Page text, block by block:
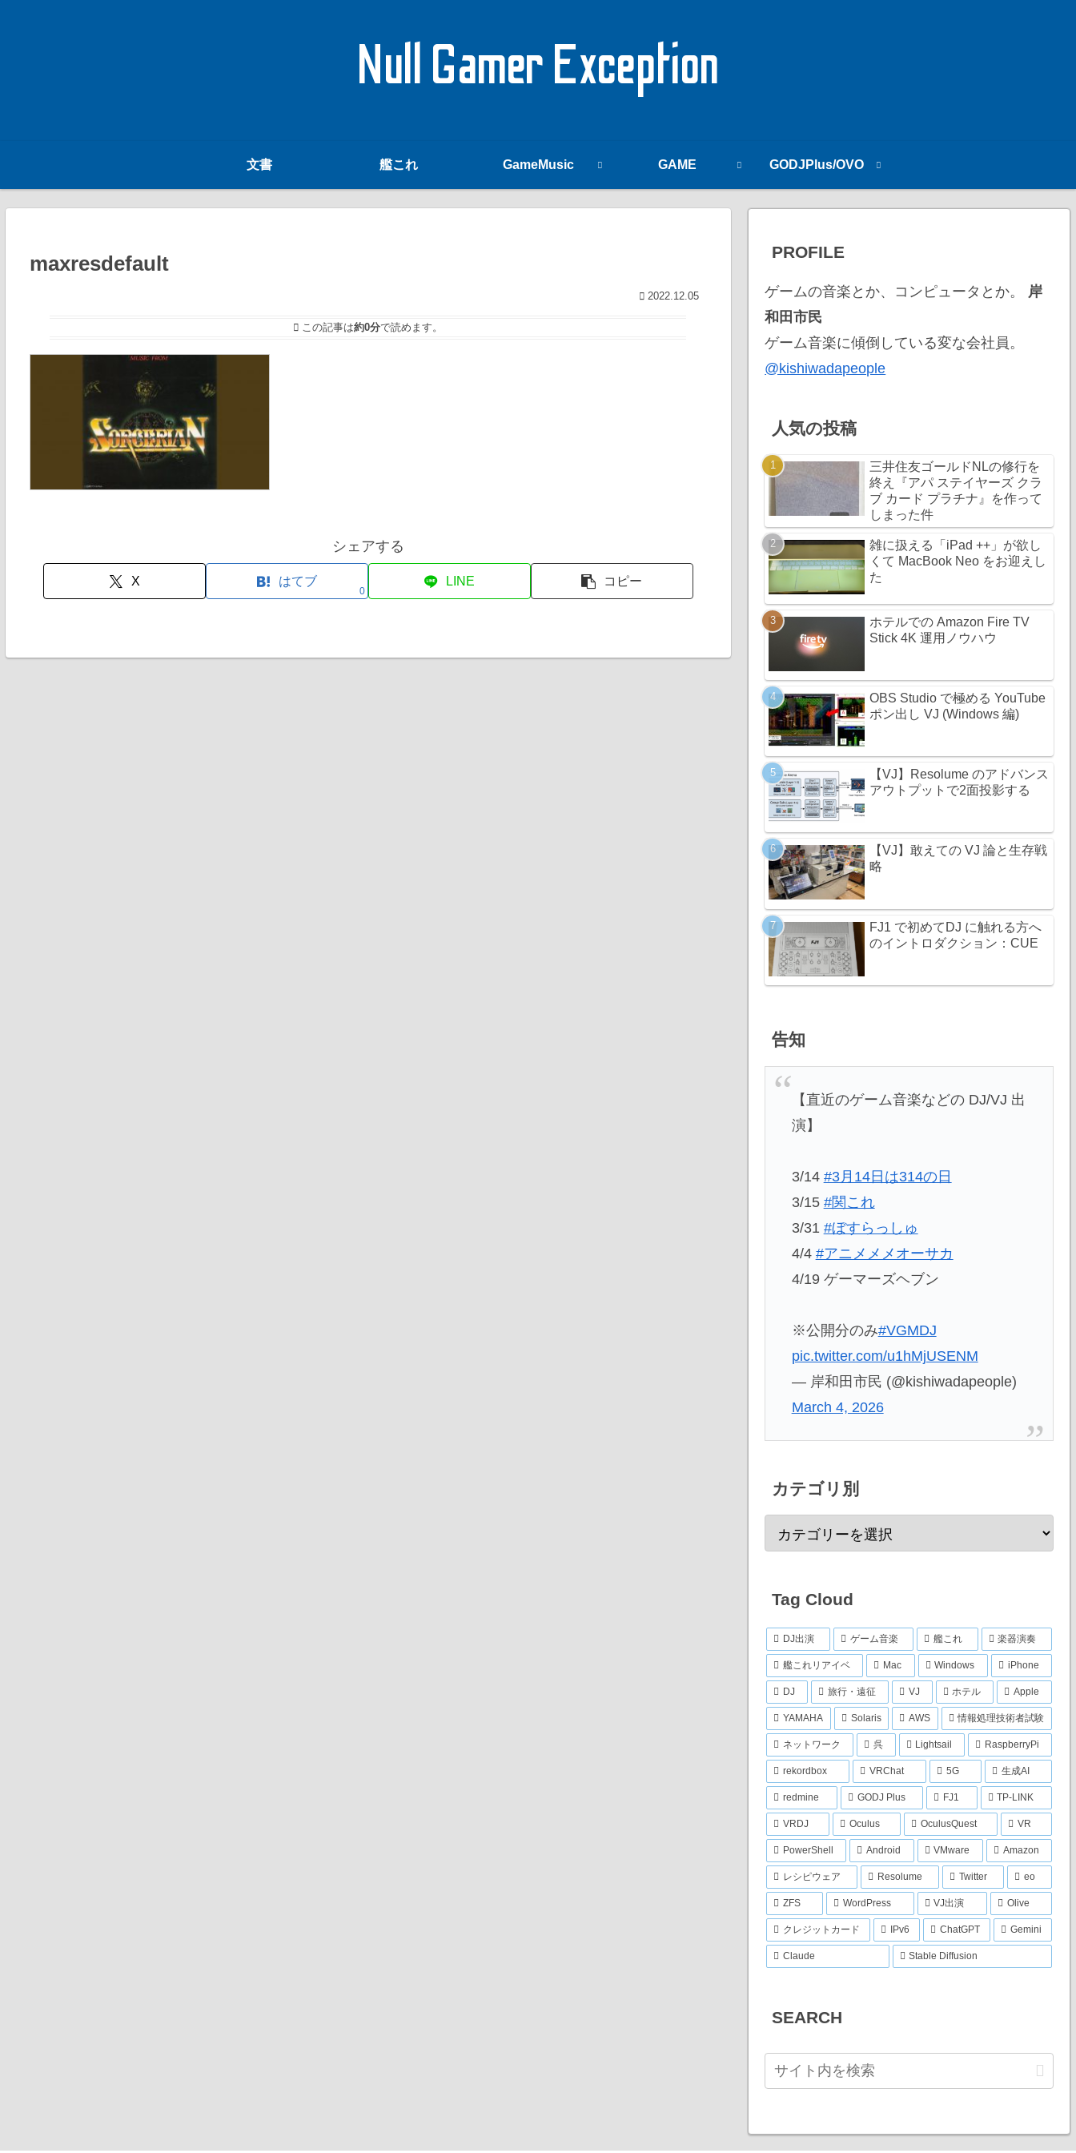
Null Gamer Exception
文書 艦これ GameMusic GAME GODJPlus/OVO
maxresdefault
2022.12.05
この記事は約0分で読めます。
シェアする
X はてブ
0
LINE コピー
PROFILE
ゲームの音楽とか、コンピュータとか。 岸
和田市民
ゲーム音楽に傾倒している変な会社員。
@kishiwadapeople
人気の投稿
三井住友ゴールドNLの修行を
終え『アパ ステイヤーズ クラ
ブ カード プラチナ』を作って
しまった件
雑に扱える「iPad ++」が欲し
くて MacBook Neo をお迎えし
た
ホテルでの Amazon Fire TV
Stick 4K 運用ノウハウ
OBS Studio で極める YouTube
ポン出し VJ (Windows 編)
【VJ】Resolume のアドバンス
アウトプットで2面投影する
【VJ】敢えての VJ 論と生存戦
略
FJ1 で初めてDJ に触れる方へ
のイントロダクション：CUE
告知
【直近のゲーム音楽などの DJ/VJ 出
演】
3/14 #3月14日は314の日
3/15 #関これ
3/31 #ぼすらっしゅ
4/4 #アニメメメオーサカ
4/19 ゲーマーズヘブン
※公開分のみ#VGMDJ
pic.twitter.com/u1hMjUSENM
— 岸和田市民 (@kishiwadapeople)
March 4, 2026
カテゴリ別
Tag Cloud
DJ出演 ゲーム音楽 艦これ 楽器演奏
艦これリアイベ Mac Windows iPhone
DJ 旅行・遠征 VJ ホテル Apple
YAMAHA Solaris AWS 情報処理技術者試験
ネットワーク 呉 Lightsail RaspberryPi
rekordbox VRChat 5G 生成AI
redmine GODJ Plus FJ1 TP-LINK
VRDJ Oculus OculusQuest VR
PowerShell Android VMware Amazon
レシピウェア Resolume Twitter eo
ZFS WordPress VJ出演 Olive
クレジットカード IPv6 ChatGPT Gemini
Claude Stable Diffusion
SEARCH